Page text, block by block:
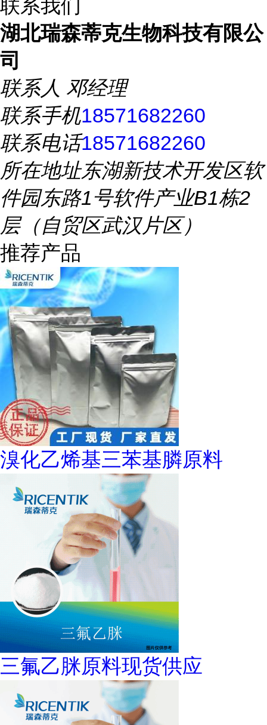
联系我们
湖北瑞森蒂克生物科技有限公
司
联系人 邓经理
联系手机18571682260
联系电话18571682260
所在地址东湖新技术开发区软
件园东路1号软件产业B1栋2
层（自贸区武汉片区）
推荐产品
溴化乙烯基三苯基膦原料
三氟乙脒原料现货供应